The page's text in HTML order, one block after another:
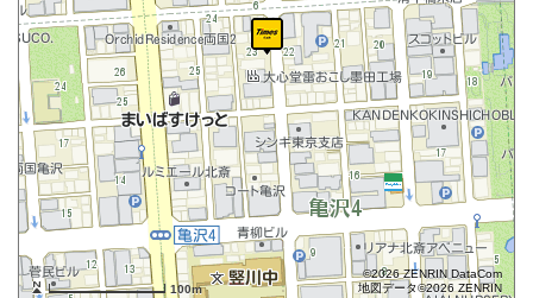
100m
©2026 ZENRIN DataCom
地図データ©2026 ZENRIN